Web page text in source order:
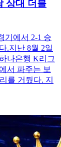
상대 더블
기에서 2-1 승
.지난 8월 2일
나은행 K리그
서 파주는 보
를 거뒀다. 지